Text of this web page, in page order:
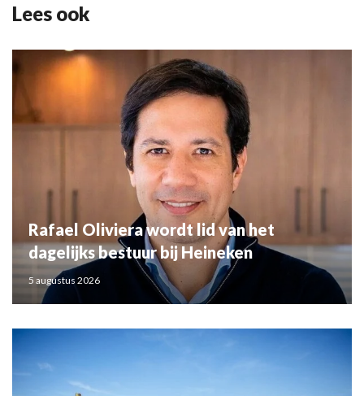
Lees ook
Rafael Oliviera wordt lid van het
dagelijks bestuur bij Heineken
5 augustus 2026